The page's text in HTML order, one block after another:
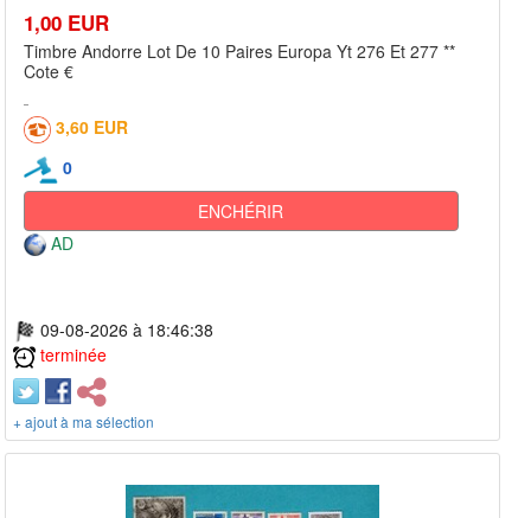
1,00 EUR
Timbre Andorre Lot De 10 Paires Europa Yt 276 Et 277 **
Cote €
3,60 EUR
0
ENCHÉRIR
AD
09-08-2026 à 18:46:38
terminée
+ ajout à ma sélection